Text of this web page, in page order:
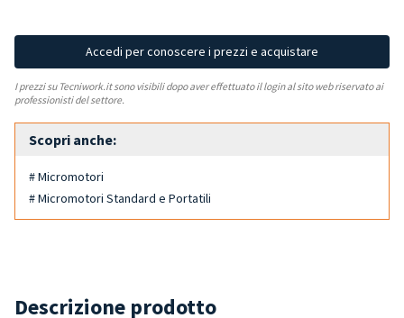
Accedi per conoscere i prezzi e acquistare
I prezzi su Tecniwork.it sono visibili dopo aver effettuato il login al sito web riservato ai
professionisti del settore.
Scopri anche:
# Micromotori
# Micromotori Standard e Portatili
Descrizione prodotto